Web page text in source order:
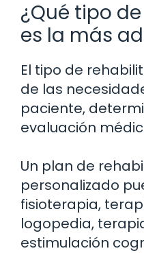
¿Qué tipo
es la más
El tipo de
de las
paciente,
evaluación
Un plan de
personalizado
fisioterapia,
logopedia,
estimulación